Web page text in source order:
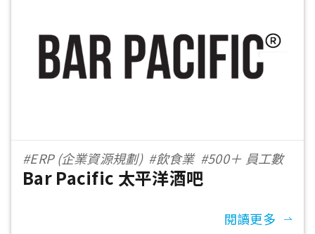
#ERP (企業資源規劃) #飲食業 #500＋ 員工數
Bar Pacific 太平洋酒吧
閱讀更多